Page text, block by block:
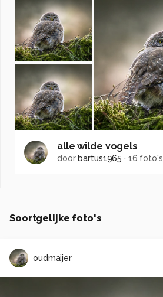
alle wilde vogels
door bartus1965 · 16 foto's
Soortgelijke foto's
oudmaijer